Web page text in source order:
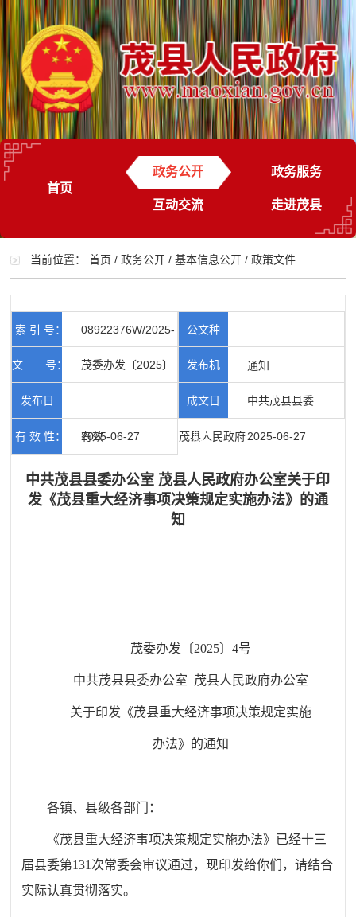
首页
政务公开 政务服务
互动交流 走进茂县
当前位置：首页 /政务公开 /基本信息公开 /政策文件
索 引 号： 08922376W/2025-
00064
公文种
类： 通知
文 号： 茂委办发〔2025〕
4号
发布机
构： 中共茂县县委
茂县人民政府
发布日
期： 2025-06-27
成文日
期： 2025-06-27
有 效 性： 有效
中共茂县县委办公室 茂县人民政府办公室关于印
发《茂县重大经济事项决策规定实施办法》的通
知
茂委办发 〔2025〕 4号
中共茂县县委办公室 茂县人民政府办公室
关于印发《茂县重大经济事项决策规定实施
办法》的通知
各镇、县级各部门：
《茂县重大经济事项决策规定实施办法》已经十三
届县委第131 次常委会审议通过，现印发给你们，请结合
实际认真贯彻落实。